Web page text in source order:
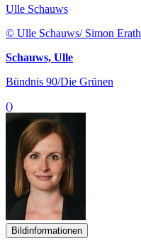
Ulle Schauws
© Ulle Schauws/ Simon Erath
Schauws, Ulle
Bündnis 90/Die Grünen
()
Bildinformationen